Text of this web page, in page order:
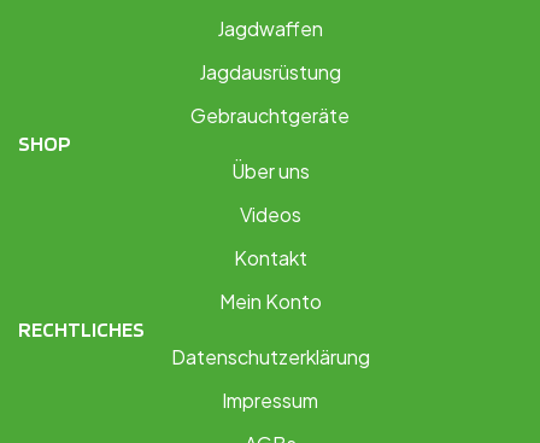
Jagdwaffen
Jagdausrüstung
Gebrauchtgeräte
SHOP
Über uns
Videos
Kontakt
Mein Konto
RECHTLICHES
Datenschutzerklärung
Impressum